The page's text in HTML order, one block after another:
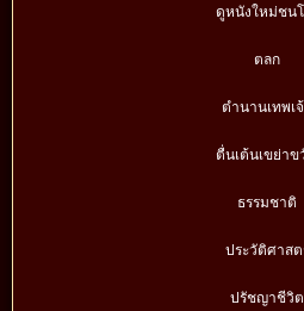
ดูหนังใหม่ชนโ
ตลก
ตำนานเทพเ
ตื่นเต้นเขย่า
ธรรมชาติ
ประวัติศาสต
ปรัชญาชีวิต